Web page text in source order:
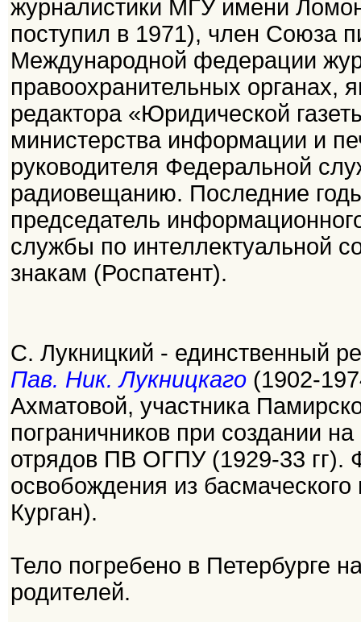
журналистики МГУ имени
поступил в 1971), член Союза
Международной федерации
правоохранительных органах,
редактора «Юридической
министерства информации и
руководителя Федеральной
радиовещанию. Последние
председатель
службы по интеллектуальной
знакам (Роспатент).
С. Лукницкий - единственный
Пав. Ник. Лукницкаго(1902-
Ахматовой, участника
пограничников при создании
отрядов ПВ ОГПУ (1929-33 гг).
освобождения из
Курган).
Тело погребено в Петербурге
родителей.